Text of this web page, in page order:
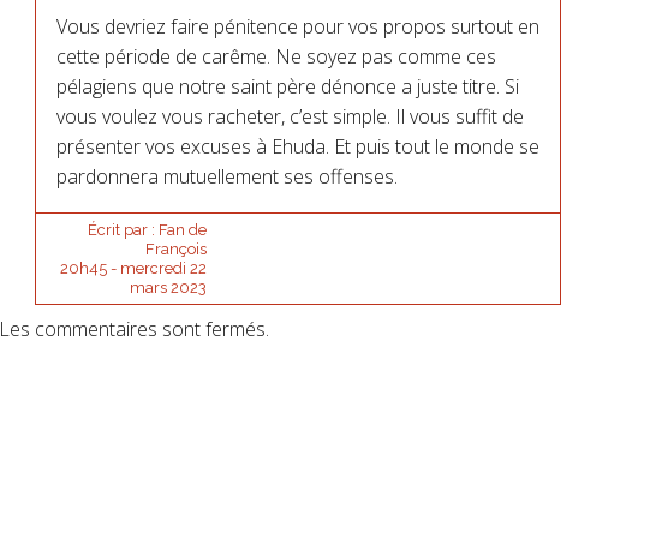
Vous devriez faire pénitence pour vos propos surtout en
cette période de carême. Ne soyez pas comme ces
pélagiens que notre saint père dénonce a juste titre. Si
vous voulez vous racheter, c’est simple. Il vous suffit de
présenter vos excuses à Ehuda. Et puis tout le monde se
pardonnera mutuellement ses offenses.
Écrit par : Fan de
François
20h45- mercredi 22
mars 2023
Les commentaires sont fermés.